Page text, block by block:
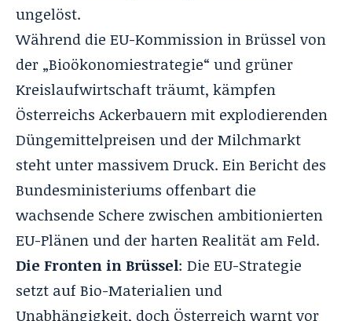
ungelöst.
Während die EU-Kommission in Brüssel von
der „Bioökonomiestrategie“ und grüner
Kreislaufwirtschaft träumt, kämpfen
Österreichs Ackerbauern mit explodierenden
Düngemittelpreisen und der Milchmarkt
steht unter massivem Druck. Ein Bericht des
Bundesministeriums offenbart die
wachsende Schere zwischen ambitionierten
EU-Plänen und der harten Realität am Feld.
Die Fronten in Brüssel: Die EU-Strategie
setzt auf Bio-Materialien und
Unabhängigkeit, doch Österreich warnt vor